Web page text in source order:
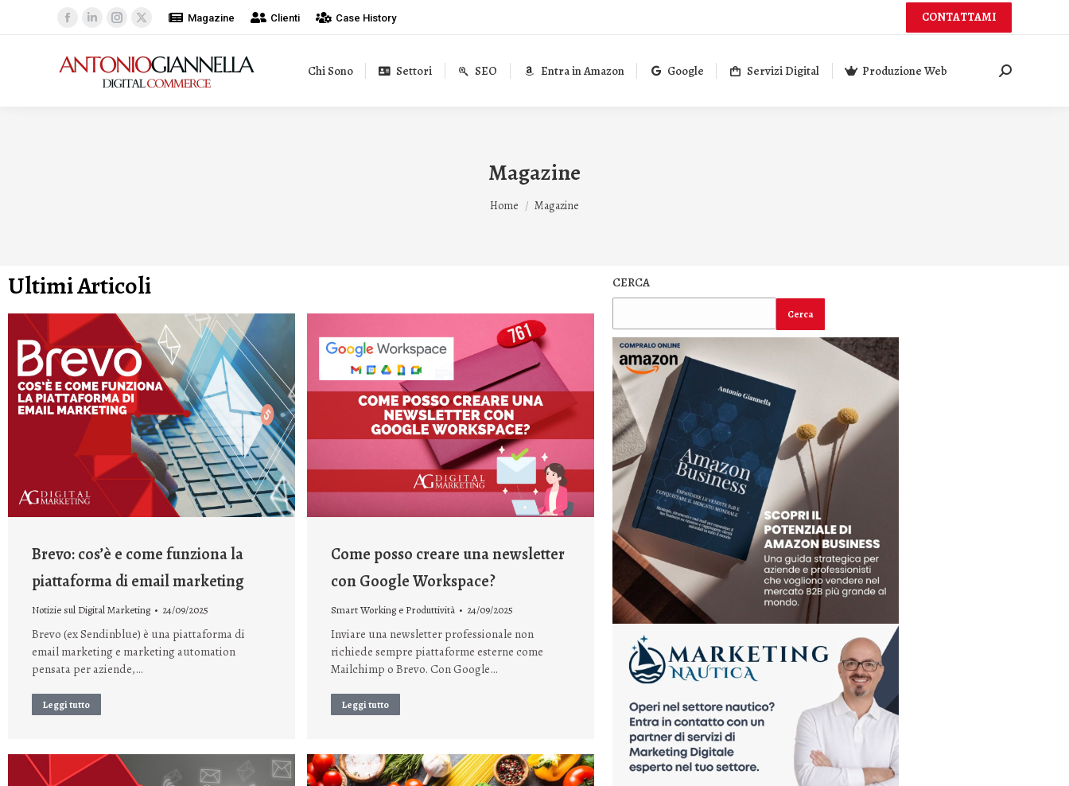
Magazine Clienti Case History CONTATTAMI
Chi Sono Settori SEO Entra in Amazon Google Servizi Digital Produzione Web
Magazine
Tu sei qui:
Home Magazine
Ultimi Articoli
Brevo: cos’è e come funziona la
piattaforma di email marketing
Notizie sul Digital Marketing 24/09/2025
Brevo (ex Sendinblue) è una piattaforma di
email marketing e marketing automation
pensata per aziende,…
Leggi tutto
Come posso creare una newsletter
con Google Workspace?
Smart Working e Produttività 24/09/2025
Inviare una newsletter professionale non
richiede sempre piattaforme esterne come
Mailchimp o Brevo. Con Google…
Leggi tutto
CERCA
Cerca